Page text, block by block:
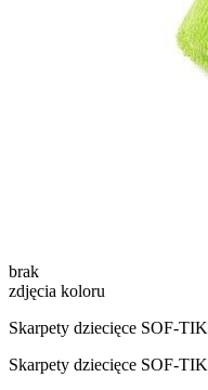
brak
zdjęcia koloru
Skarpety dziecięce SOF-
Skarpety dziecięce SOF-